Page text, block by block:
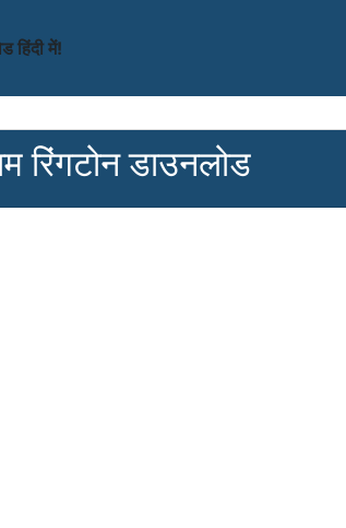
हिंदी में!
डाउनलोड